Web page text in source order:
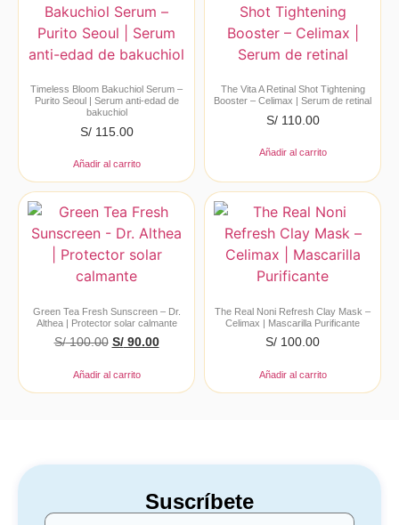
Timeless Bloom Bakuchiol Serum –
Purito Seoul | Serum anti-edad de
bakuchiol
S/115.00
Añadir al carrito
The Vita A Retinal Shot Tightening
Booster – Celimax | Serum de retinal
S/110.00
Añadir al carrito
Green Tea Fresh Sunscreen – Dr.
Althea | Protector solar calmante
S/100.00 S/90.00
Añadir al carrito
The Real Noni Refresh Clay Mask –
Celimax | Mascarilla Purificante
S/ 100.00
Añadir al carrito
Suscríbete